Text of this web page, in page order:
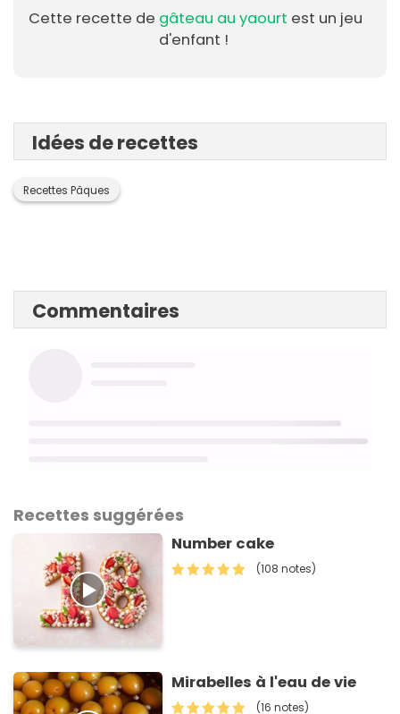
Cette recette de gâteau au yaourt est un jeu
d'enfant !
Idées de recettes
Recettes Pâques
Commentaires
Recettes suggérées
Number cake
(108 notes)
Mirabelles à l'eau de vie
(16 notes)